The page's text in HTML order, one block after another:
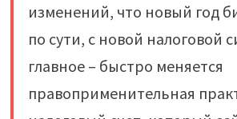
изменений, что новый год
по сути, с новой налоговой
главное – быстро меняется
правоприменительная